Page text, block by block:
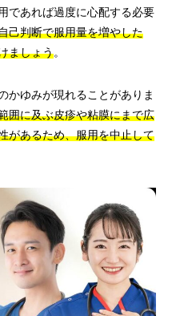
であれば過度に心配する必要
己判断で服用量を増やした
ましょう。
かゆみが現れることがありま
囲に及ぶ皮疹や粘膜にまで広
があるため、服用を中止して